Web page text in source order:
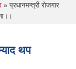
» प्रधानमन्त्री रोजगार
थप